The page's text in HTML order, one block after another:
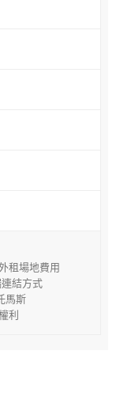
租場地費用
結方式
馬斯
利